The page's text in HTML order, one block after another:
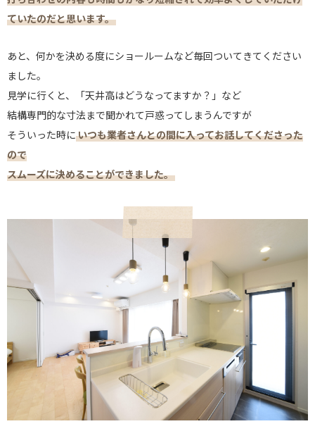
ていたのだと思います。
あと、何かを決める度にショールームなど毎回ついてきてください
ました。
見学に行くと、「天井高はどうなってますか？」など
結構専門的な寸法まで聞かれて戸惑ってしまうんですが
そういった時にいつも業者さんとの間に入ってお話してくださった
ので
スムーズに決めることができました。